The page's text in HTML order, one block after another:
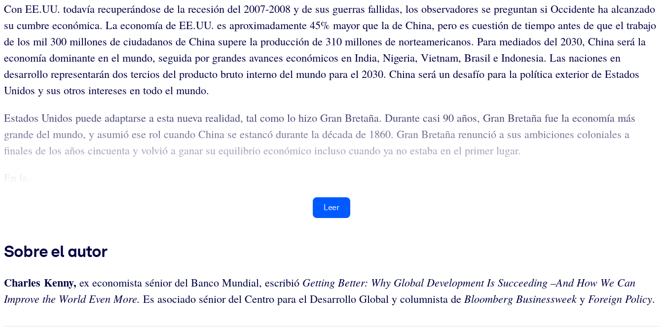
Con EE.UU. todavía recuperándose de la recesión del 2007-2008 y de sus guerras fallidas, los observadores se preguntan si Occidente ha alcanzado
su cumbre económica. La economía de EE.UU. es aproximadamente 45% mayor que la de China, pero es cuestión de tiempo antes de que el trabajo
de los mil 300 millones de ciudadanos de China supere la producción de 310 millones de norteamericanos. Para mediados del 2030, China será la
economía dominante en el mundo, seguida por grandes avances económicos en India, Nigeria, Vietnam, Brasil e Indonesia. Las naciones en
desarrollo representarán dos tercios del producto bruto interno del mundo para el 2030. China será un desafío para la política exterior de Estados
Unidos y sus otros intereses en todo el mundo.
Estados Unidos puede adaptarse a esta nueva realidad, tal como lo hizo Gran Bretaña. Durante casi 90 años, Gran Bretaña fue la economía más
grande del mundo, y asumió ese rol cuando China se estancó durante la década de 1860. Gran Bretaña renunció a sus ambiciones coloniales a
finales de los años cincuenta y volvió a ganar su equilibrio económico incluso cuando ya no estaba en el primer lugar.
En la...
Leer
Sobre el autor
Charles Kenny, ex economista sénior del Banco Mundial, escribió Getting Better: Why Global Development Is Succeeding –And How We Can
Improve the World Even More. Es asociado sénior del Centro para el Desarrollo Global y columnista de Bloomberg Businessweek y Foreign Policy.